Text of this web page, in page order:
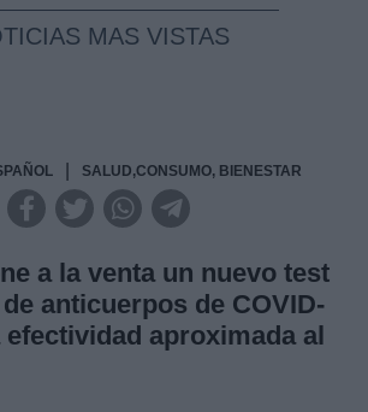
MAS VISTAS
SALUD,CONSUMO, BIENESTAR
a la venta un nuevo test
anticuerpos de COVID-
efectividad aproximada al